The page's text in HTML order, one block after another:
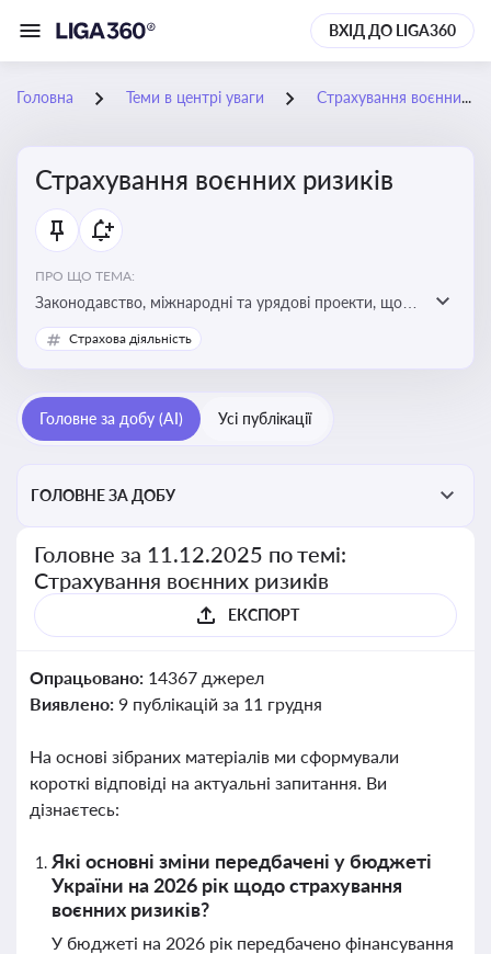
ВХІД ДО LIGA360
Головна Теми в центрі уваги Страхування воєнних ризиків
Страхування воєнних ризиків
ПРО ЩО ТЕМА:
Законодавство, міжнародні та урядові проекти, що
визначають та знижують воєнні ризики для власників
майна, боржників та кредиторів
Страхова діяльність
Головне за добу (AI) Усі публікації
ГОЛОВНЕ ЗА ДОБУ
Головне за 11.12.2025 по темі:
Страхування воєнних ризиків
ЕКСПОРТ
Опрацьовано: 14367 джерел
Виявлено: 9 публікацій за 11 грудня
На основі зібраних матеріалів ми сформували
короткі відповіді на актуальні запитання. Ви
дізнаєтесь:
Які основні зміни передбачені у бюджеті
України на 2026 рік щодо страхування
воєнних ризиків?
У бюджеті на 2026 рік передбачено фінансування